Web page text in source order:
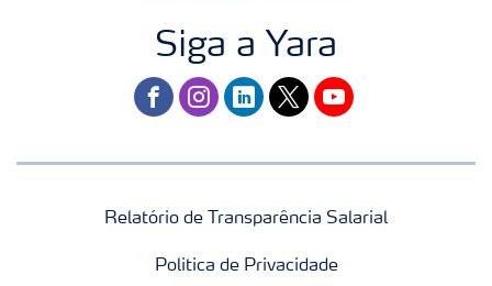
Siga a Yara
facebookinstagram
linkedintwitteryoutube
Relatório de Transparência Salarial
Politica de Privacidade